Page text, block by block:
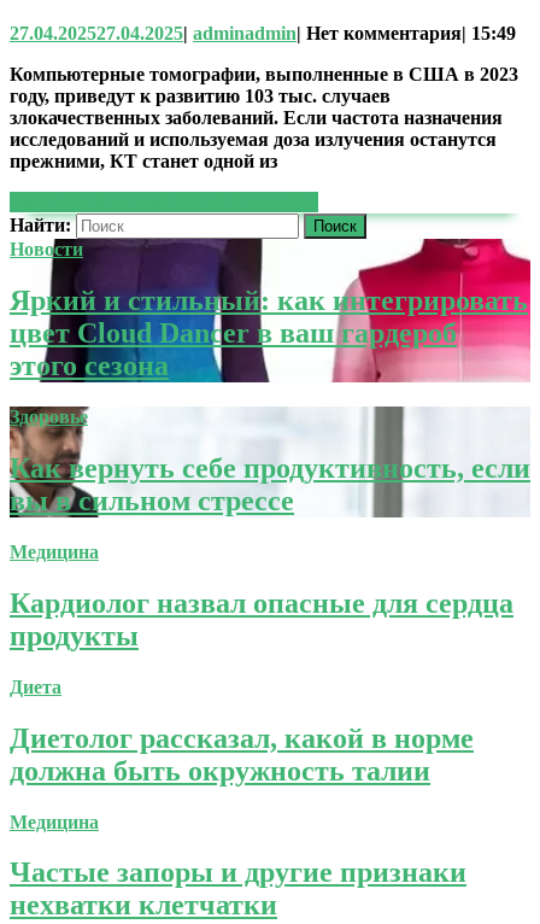
27.04.202527.04.2025| adminadmin| Нет комментария| 15:49
Компьютерные томографии, выполненные в США в 2023
году, приведут к развитию 103 тыс. случаев
злокачественных заболеваний. Если частота назначения
исследований и используемая доза излучения останутся
прежними, КТ станет одной из
Найти:
Новости
Яркий и стильный: как интегрировать
цвет Cloud Dancer в ваш гардероб
этого сезона
Здоровье
Как вернуть себе продуктивность, если
вы в сильном стрессе
Медицина
Кардиолог назвал опасные для сердца
продукты
Диета
Диетолог рассказал, какой в норме
должна быть окружность талии
Медицина
Частые запоры и другие признаки
нехватки клетчатки